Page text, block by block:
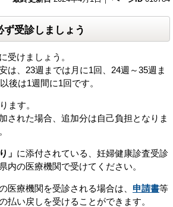
受診しましょう
受けましょう。
は、23週までは月に1回、24週～35週ま
後は1週間に1回です。
ます。
された場合、追加分は自己負担となりま
」 に添付されている、妊婦健康診査受診
内の医療機関で受けてください。
医療機関を受診される場合は、 申請書等
払い戻しを受けることができます。